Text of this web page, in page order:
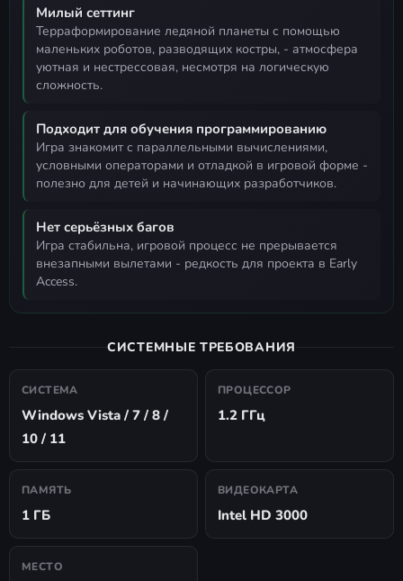
Милый сеттинг
терраформирование ледяной планеты с помощью
маленьких роботов, разводящих костры, - атмосфера
уютная и нестрессовая, несмотря на логическую
сложность.
Подходит для обучения программированию
игра знакомит с параллельными вычислениями,
условными операторами и отладкой в игровой форме -
полезно для детей и начинающих разработчиков.
Нет серьёзных багов
игра стабильна, игровой процесс не прерывается
внезапными вылетами - редкость для проекта в Early
Access.
СИСТЕМНЫЕ ТРЕБОВАНИЯ
СИСТЕМА
Windows Vista / 7 / 8 /
10 / 11
ПРОЦЕССОР
1.2 ГГц
ПАМЯТЬ
1 ГБ
ВИДЕОКАРТА
Intel HD 3000
МЕСТО